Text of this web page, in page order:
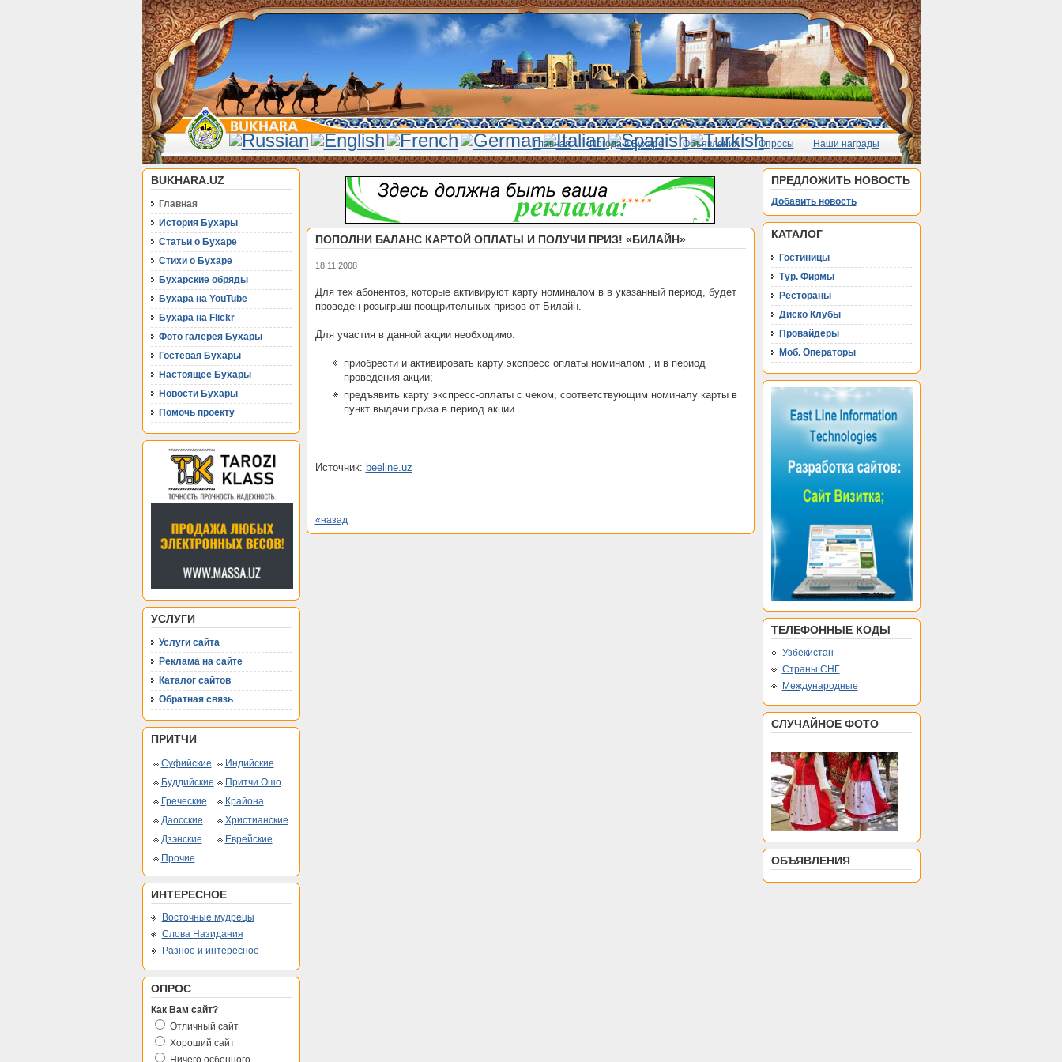
Главная Погода в Бухаре Объявления Опросы Наши награды
BUKHARA.UZ
Главная
История Бухары
Статьи о Бухаре
Стихи о Бухаре
Бухарские обряды
Бухара на YouTube
Бухара на Flickr
Фото галерея Бухары
Гостевая Бухары
Настоящее Бухары
Новости Бухары
Помочь проекту
УСЛУГИ
Услуги сайта
Реклама на сайте
Каталог сайтов
Обратная связь
ПРИТЧИ
Суфийские
Индийские
Буддийские
Притчи Ошо
Греческие
Крайона
Даосские
Христианские
Дзэнские
Еврейские
Прочие
ИНТЕРЕСНОЕ
Восточные мудрецы
Слова Назидания
Разное и интересное
ОПРОС
Как Вам сайт?
Отличный сайт
Хороший сайт
Ничего осбенного
ПОПОЛНИ БАЛАНС КАРТОЙ ОПЛАТЫ И ПОЛУЧИ ПРИЗ! «БИЛАЙН»
18.11.2008
Для тех абонентов, которые активируют карту номиналом в в указанный период, будет
проведён розыгрыш поощрительных призов от Билайн.
Для участия в данной акции необходимо:
приобрести и активировать карту экспресс оплаты номиналом , и в период
проведения акции;
предъявить карту экспресс-оплаты с чеком, соответствующим номиналу карты в
пункт выдачи приза в период акции.
Источник: beeline.uz
«назад
ПРЕДЛОЖИТЬ НОВОСТЬ
Добавить новость
КАТАЛОГ
Гостиницы
Тур. Фирмы
Рестораны
Диско Клубы
Провайдеры
Моб. Операторы
ТЕЛЕФОННЫЕ КОДЫ
Узбекистан
Страны СНГ
Международные
СЛУЧАЙНОЕ ФОТО
ОБЪЯВЛЕНИЯ